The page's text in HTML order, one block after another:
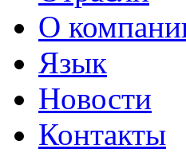
О
Язык
Новости
Контакты